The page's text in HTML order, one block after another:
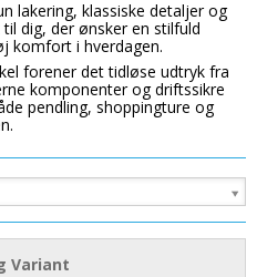
lakering, klassiske detaljer og
dig, der ønsker en stilfuld
komfort i hverdagen.
forener det tidløse udtryk fra
komponenter og driftssikre
pendling, shoppingture og
Variant